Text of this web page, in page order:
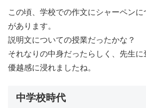
この頃、学校での作文にシャーペン
があります。
説明文についての授業だったかな？
それなりの中身だったらしく、先生に
優越感に浸れましたね。
中学校時代